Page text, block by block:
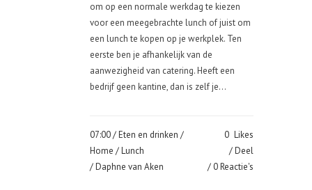
om op een normale werkdag te kiezen
voor een meegebrachte lunch of juist om
een lunch te kopen op je werkplek. Ten
eerste ben je afhankelijk van de
aanwezigheid van catering. Heeft een
bedrijf geen kantine, dan is zelf je...
07:00 /Eten en drinken /
Home /Lunch
/ Daphne van Aken
0 Likes
Deel
0 Reactie's